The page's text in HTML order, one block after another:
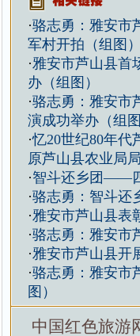
·骆志勇：雅安市
军村开拍（组图）
·雅安市芦山县首
办（组图）
·骆志勇：雅安市
演成功举办（组图
·忆20世纪80年
原芦山县农业局
·智斗还乡团——
·骆志勇：智斗还
·雅安市芦山县表
·骆志勇：雅安市
·雅安市芦山县开
·骆志勇：雅安市
图）
中国红色旅游